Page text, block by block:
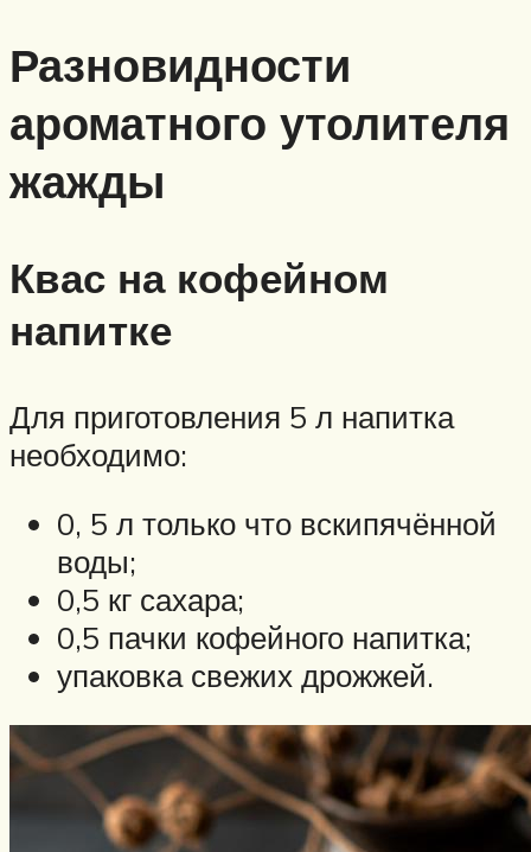
Разновидности
ароматного утолителя
жажды
Квас на кофейном
напитке
Для приготовления 5 л напитка
необходимо:
0, 5 л только что вскипячённой
воды;
0,5 кг сахара;
0,5 пачки кофейного напитка;
упаковка свежих дрожжей.